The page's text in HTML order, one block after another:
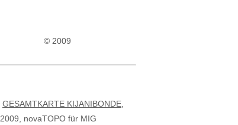
© 2009
GESAMTKARTE KIJANIBONDE
2009, novaTOPO für MIG